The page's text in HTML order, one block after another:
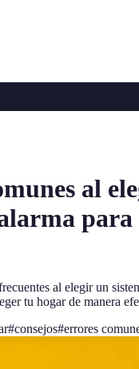
al
al elegir un
tu hogar de manera
#consejos#errores